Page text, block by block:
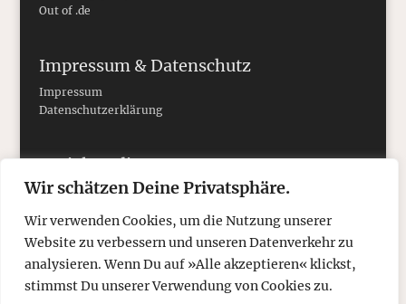
Wir schätzen Deine Privatsphäre.
Wir verwenden Cookies, um die Nutzung unserer
Website zu verbessern und unseren Datenverkehr zu
analysieren. Wenn Du auf »Alle akzeptieren« klickst,
stimmst Du unserer Verwendung von Cookies zu.
Out of .de
Impressum & Datenschutz
Impressum
Datenschutzerklärung
Social Media